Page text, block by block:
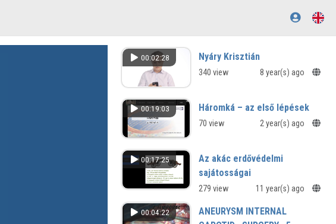
00:02:28 Nyáry Krisztián
340 view 8 year(s) ago
00:19:03 Háromká – az első lépések
70 view 2 year(s) ago
00:17:25
Az akác erdővédelmi
sajátosságai
279 view 11 year(s) ago
00:04:22
ANEURYSM INTERNAL